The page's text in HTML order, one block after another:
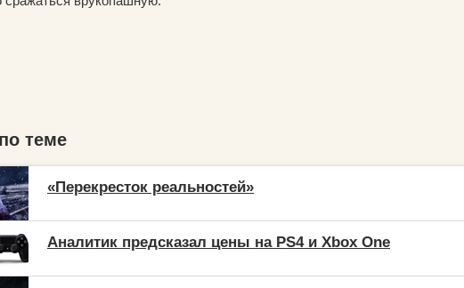
теме
«Перекресток реальностей»
Аналитик предсказал цены на PS4 и Xbox One